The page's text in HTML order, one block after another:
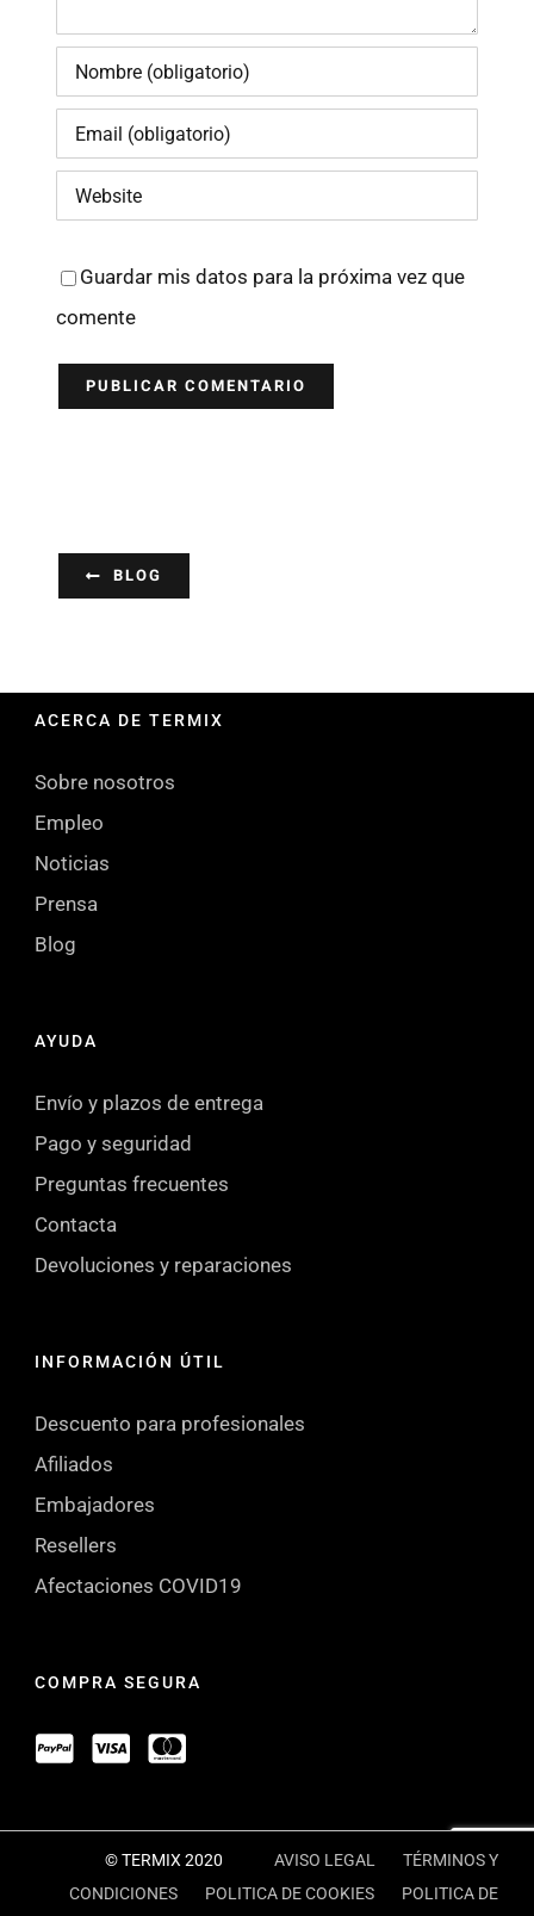
Guardar mis datos para la próxima vez que
comente
BLOG
ACERCA DE TERMIX
Sobre nosotros
Empleo
Noticias
Prensa
Blog
AYUDA
Envío y plazos de entrega
Pago y seguridad
Preguntas frecuentes
Contacta
Devoluciones y reparaciones
INFORMACIÓN ÚTIL
Descuento para profesionales
Afiliados
Embajadores
Resellers
Afectaciones COVID19
COMPRA SEGURA
© TERMIX 2020 AVISO LEGAL
TÉRMINOS Y
CONDICIONES
POLITICA DE COOKIES POLITICA DE